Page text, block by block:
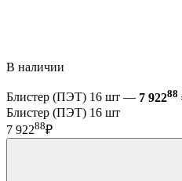
В наличии
Блистер (ПЭТ) 16 шт — 7 92288
Блистер (ПЭТ) 16 шт
7 92288₽